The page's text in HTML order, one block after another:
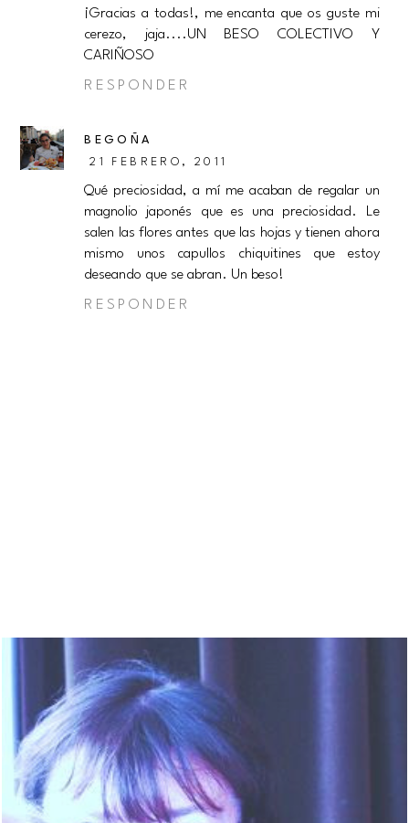
¡Gracias a todas!, me encanta que os guste mi
cerezo, jaja....UN BESO COLECTIVO Y
CARIÑOSO
RESPONDER
BEGOÑA
21 FEBRERO, 2011
Qué preciosidad, a mí me acaban de regalar un
magnolio japonés que es una preciosidad. Le
salen las flores antes que las hojas y tienen ahora
mismo unos capullos chiquitines que estoy
deseando que se abran. Un beso!
RESPONDER